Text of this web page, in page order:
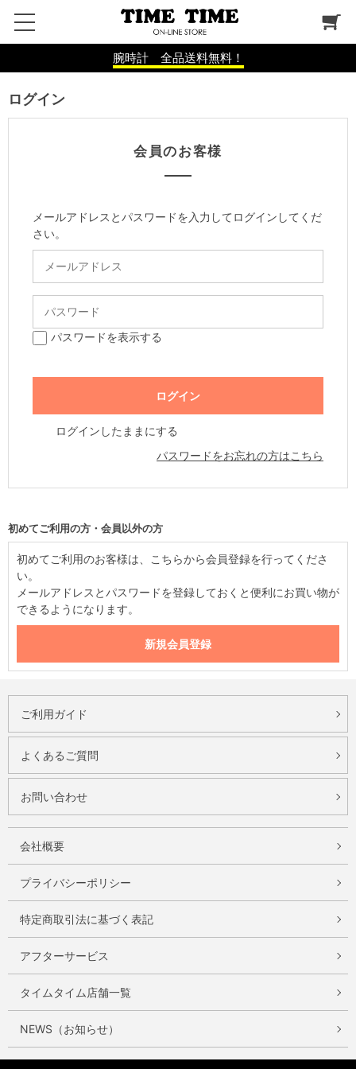
腕時計 全品送料無料！
ログイン
会員のお客様
メールアドレスとパスワードを入力してログインしてくだ
さい。
パスワードを表示する
ログインしたままにする
パスワードをお忘れの方はこちら
初めてご利用の方・会員以外の方
初めてご利用のお客様は、こちらから会員登録を行ってくださ
い。
メールアドレスとパスワードを登録しておくと便利にお買い物が
できるようになります。
ご利用ガイド
よくあるご質問
お問い合わせ
会社概要
プライバシーポリシー
特定商取引法に基づく表記
アフターサービス
タイムタイム店舗一覧
NEWS（お知らせ）